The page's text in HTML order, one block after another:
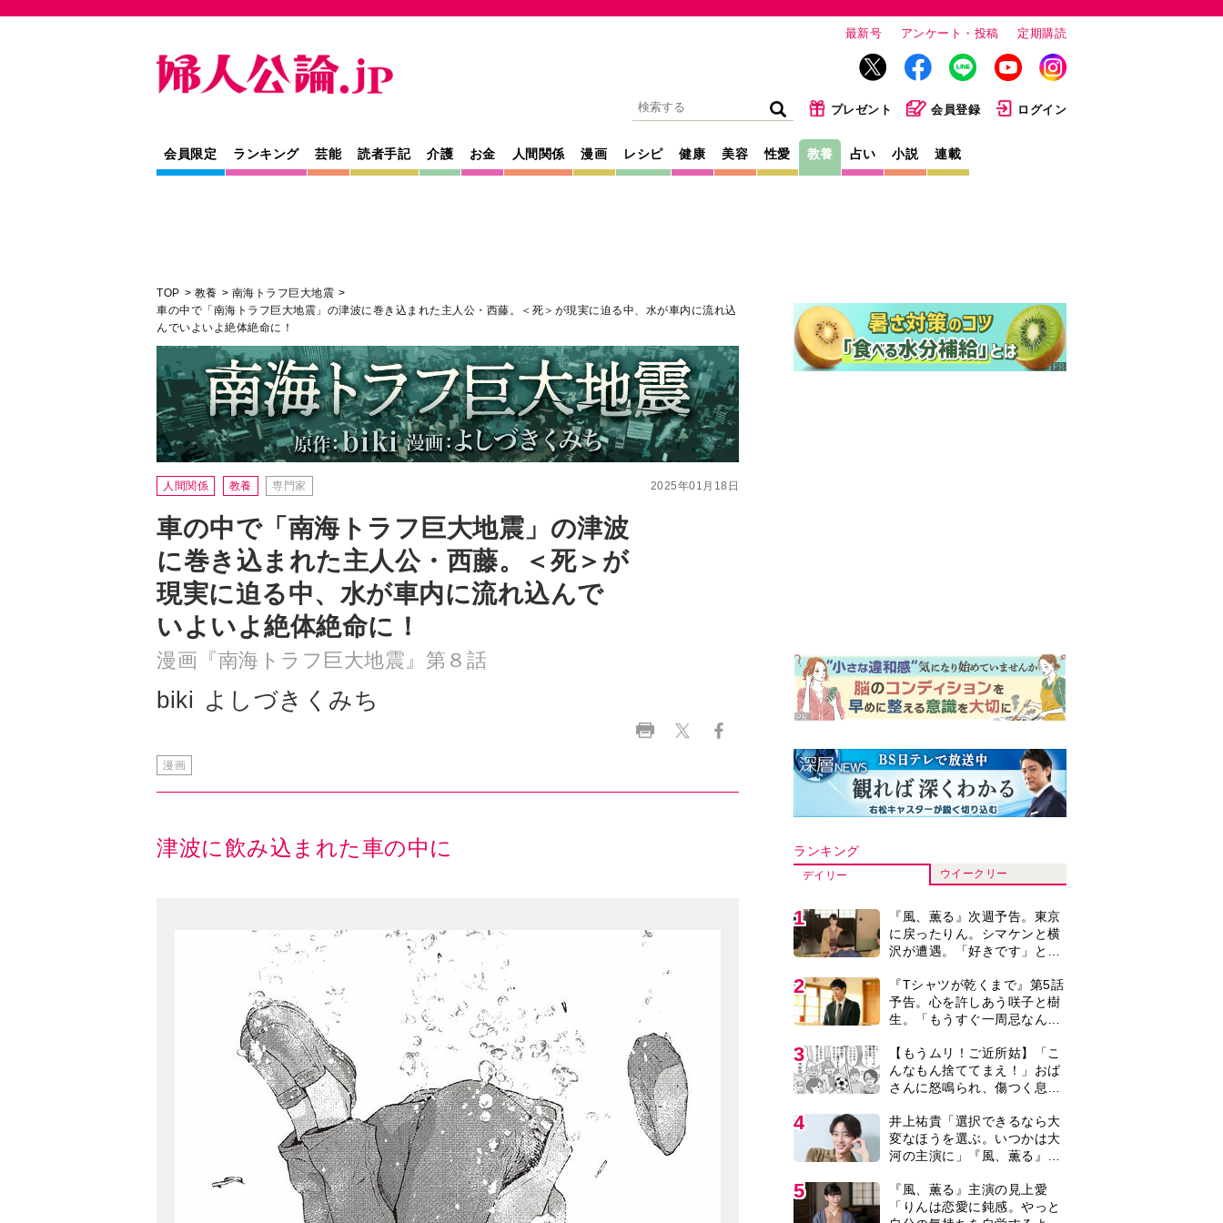
最新号 アンケート・投稿 定期購読
プレゼント 会員登録 ログイン
会員限定 ランキング 芸能 読者手記 介護 お金 人間関係 漫画 レシピ 健康 美容 性愛 教養 占い 小説 連載
2025年01月18日
人間関係 教養 専門家
車の中で「南海トラフ巨大地震」の津波
に巻き込まれた主人公・西藤。＜死＞が
現実に迫る中、水が車内に流れ込んで
いよいよ絶体絶命に！
漫画『南海トラフ巨大地震』第８話
biki よしづきくみち
津波に飲み込まれた車の中に
2
予告。心を許しあう咲子と樹
生。「もうすぐ一周忌なんで
それが過ぎたら…」＜ネタバ
レあり＞
3
【もうムリ！ご近所姑】「こ
さんに怒鳴られ、傷つく息
子。私たちが取った行動は…
【第3話】
4
井上祐貴「選択できるなら大
変なほうを選ぶ。いつかは大
河の主演に」『風、薫る』で
5
「りんは恋愛に鈍感。やっと
自分の気持ちを自覚するよう
6
演歌歌手・市川由紀乃「更年
期かと思ったら〈卵巣がん〉
だった。９ヵ月の闘病を経て
紙を今も支えに」【2026上半
期BEST】
7
＜3人って誰のこと？＞『Tシ
ャツが乾くまで』水族館で咲
子が放った〈何気ない一言〉
線？」「子どもの話だと…」
8
『風、薫る』見上愛「りんの
心が病気になっていく演技が
難しくて。看護は想像以上に
9
【もうムリ！ご近所姑】「今
日はどこ行くん？」出かける
度に聞いてくる近所のおばさ
まり…【第1話】
10
井上祐貴『風、薫る』ではク
セ強の記者・横沢役「陽気な